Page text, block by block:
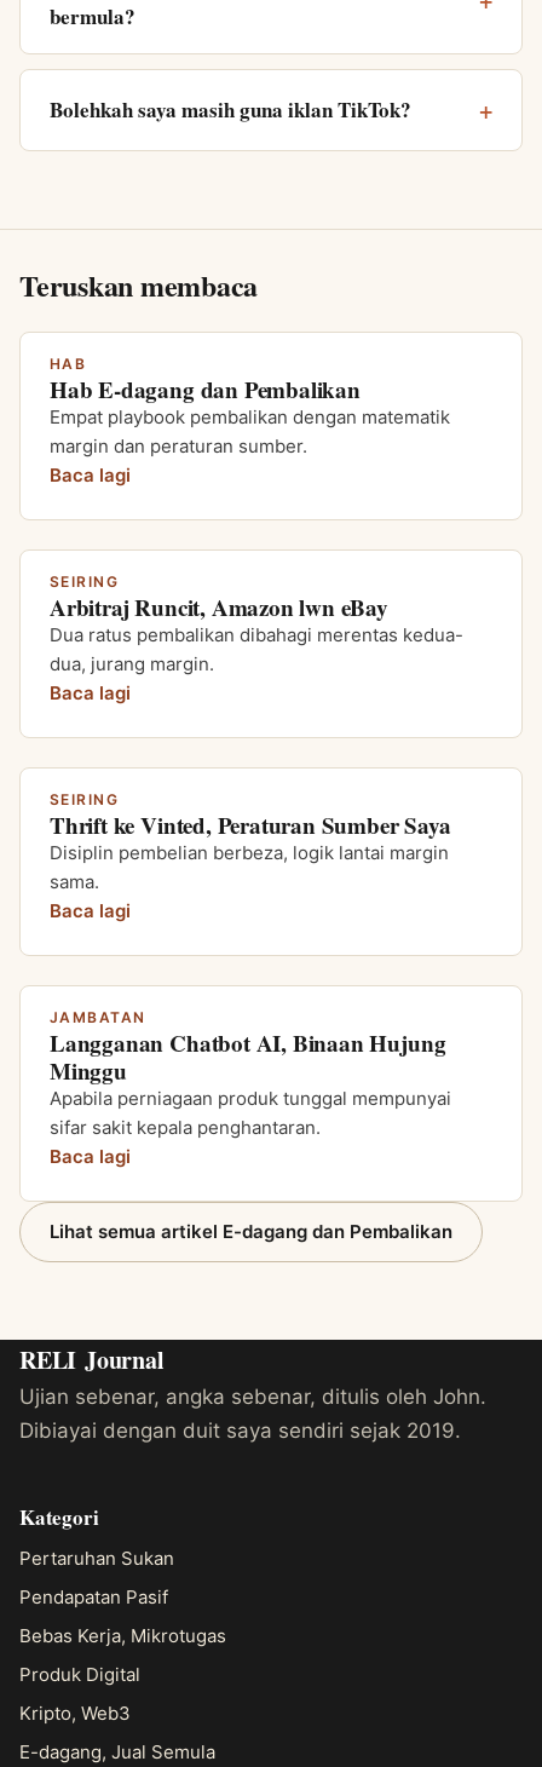
bermula?
Bolehkah saya masih guna iklan TikTok?
Teruskan membaca
HAB
Hab E-dagang dan Pembalikan
Empat playbook pembalikan dengan matematik
margin dan peraturan sumber.
Baca lagi
SEIRING
Arbitraj Runcit, Amazon lwn eBay
Dua ratus pembalikan dibahagi merentas kedua-
dua, jurang margin.
Baca lagi
SEIRING
Thrift ke Vinted, Peraturan Sumber Saya
Disiplin pembelian berbeza, logik lantai margin
sama.
Baca lagi
JAMBATAN
Langganan Chatbot AI, Binaan Hujung
Minggu
Apabila perniagaan produk tunggal mempunyai
sifar sakit kepala penghantaran.
Baca lagi
Lihat semua artikel E-dagang dan Pembalikan
RELI Journal
Ujian sebenar, angka sebenar, ditulis oleh John.
Dibiayai dengan duit saya sendiri sejak 2019.
Kategori
Pertaruhan Sukan
Pendapatan Pasif
Bebas Kerja, Mikrotugas
Produk Digital
Kripto, Web3
E-dagang, Jual Semula